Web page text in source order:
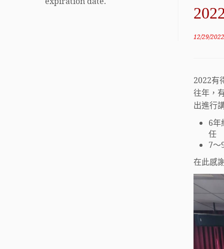
12/29/2022
2022有
往年，
出進行
6年
任
7～
在此感